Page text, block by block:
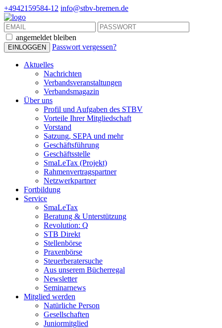
+4942159584-12 info@stbv-bremen.de
angemeldet bleiben
Passwort vergessen?
Aktuelles
Nachrichten
Verbandsveranstaltungen
Verbandsmagazin
Über uns
Profil und Aufgaben des STBV
Vorteile Ihrer Mitgliedschaft
Vorstand
Satzung, SEPA und mehr
Geschäftsführung
Geschäftsstelle
SmaLeTax (Projekt)
Rahmenvertragspartner
Netzwerkpartner
Fortbildung
Service
SmaLeTax
Beratung & Unterstützung
Revolution: Q
STB Direkt
Stellenbörse
Praxenbörse
Steuerberatersuche
Aus unserem Bücherregal
Newsletter
Seminarnews
Mitglied werden
Natürliche Person
Gesellschaften
Juniormitglied